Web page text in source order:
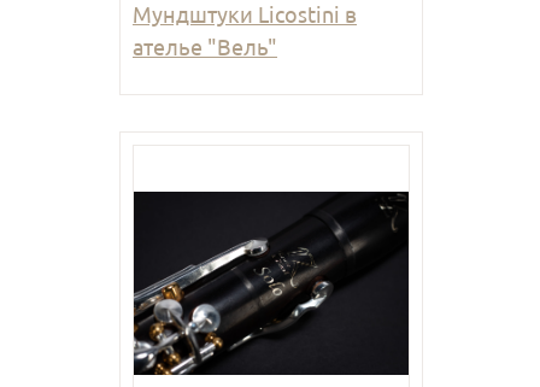
Мундштуки Licostini в
ателье "Вель"